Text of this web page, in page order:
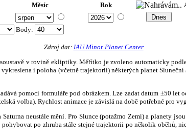
Měsíc Rok
Body:
Zdroj dat: IAU Minor Planet Center
v rovině ekliptiky. Měřítko je zvoleno automaticky
i poloha (včetně trajektorií) některých planet
pomocí formuláře pod obrázkem. Lze zadat datum ±50 let
volba). Rychlost animace je závislá na době potřebné pro
neustále mění. Pro Slunce (potažmo Zemi) a planety
pohybovat po zhruba stále stejné trajektorii po několik